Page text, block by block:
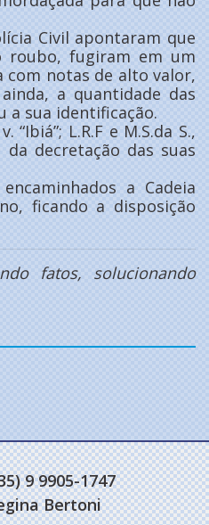
Civil apontaram que
roubo, fugiram em um
com notas de alto valor,
a quantidade das
a sua identificação.
“Ibiá”; L.R.F e M.S.da S.,
da decretação das suas
a Cadeia
ficando a disposição
fatos, solucionando
9 9905-1747
Bertoni